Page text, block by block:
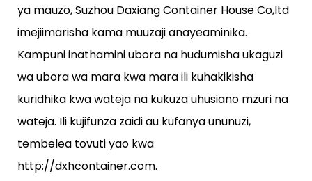
ya mauzo, Suzhou Daxiang Container House Co,ltd
imejiimarisha kama muuzaji anayeaminika.
Kampuni inathamini ubora na hudumisha ukaguzi
wa ubora wa mara kwa mara ili kuhakikisha
kuridhika kwa wateja na kukuza uhusiano mzuri na
wateja. Ili kujifunza zaidi au kufanya ununuzi,
tembelea tovuti yao kwa
http://dxhcontainer.com.